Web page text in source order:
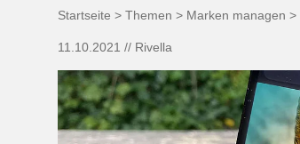
Startseite > Themen > Marken managen >
11.10.2021 // Rivella